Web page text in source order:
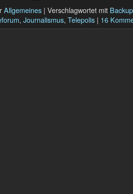
Allgemeines | Verschlagwortet mit Backup
, Journalismus, Telepolis | 16